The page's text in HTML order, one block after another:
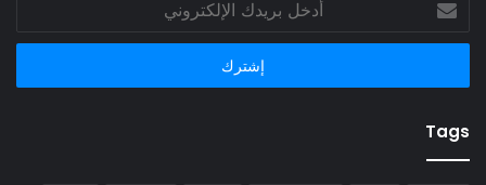
بريدك
الإلكتروني
Tags